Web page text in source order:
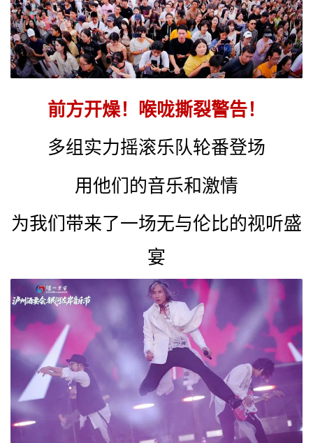
前方开燥！喉咙撕裂警告！
多组实力摇滚乐队轮番登场
用他们的音乐和激情
为我们带来了一场无与伦比的视听盛
宴